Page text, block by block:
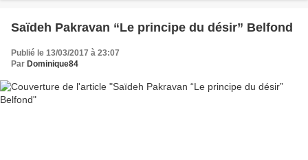
Saïdeh Pakravan “Le principe du désir” Belfond
Publié le 13/03/2017 à 23:07
Par Dominique84